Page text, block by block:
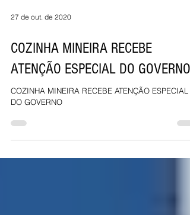
27 de out. de 2020
COZINHA MINEIRA RECEBE
ATENÇÃO ESPECIAL DO GOVERNO
DO GOVERNO